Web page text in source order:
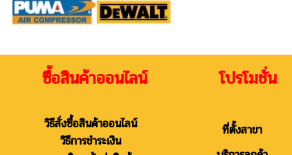
ซื้อสินค้าออนไลน์ โปรโม
วิธีสั่งซื้อสินค้าออนไลน์
วิธีการชำระเงิน
ที่ตั้งสาขา